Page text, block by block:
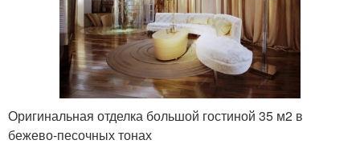
Оригинальная отделка большой гостиной 35 м2 в
бежево-песочных тонах